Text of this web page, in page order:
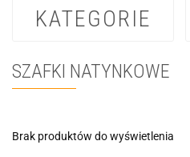
KATEGORIE
SZAFKI NATYNKOWE
Brak produktów do wyświetlenia